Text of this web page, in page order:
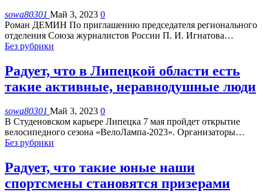
sowa80301 Май 3, 2023 0
Роман ДЕМИН По приглашению председателя регионального
отделения Союза журналистов России П. И. Игнатова…
Без рубрики
Радует, что в Липецкой области есть
такие активные, неравнодушные люди
sowa80301 Май 3, 2023 0
В Студеновском карьере Липецка 7 мая пройдет открытие
велосипедного сезона «ВелоЛампа-2023». Организаторы…
Без рубрики
Радует, что такие юные наши
спортсмены становятся призерами